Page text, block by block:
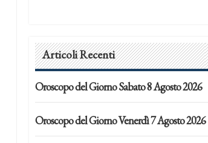
Articoli Recenti
Oroscopo del Giorno Sabato 8 Agosto 2026
Oroscopo del Giorno Venerdì 7 Agosto 2026